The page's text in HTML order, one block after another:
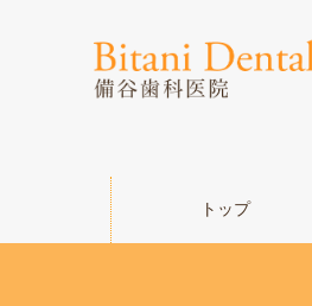
トップ